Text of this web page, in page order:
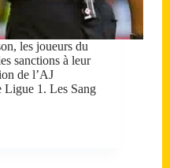
les joueurs du
sanctions à leur
de l’AJ
Ligue 1. Les Sang